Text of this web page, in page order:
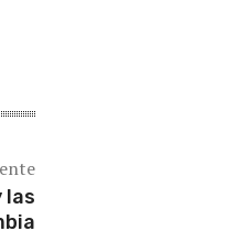
las